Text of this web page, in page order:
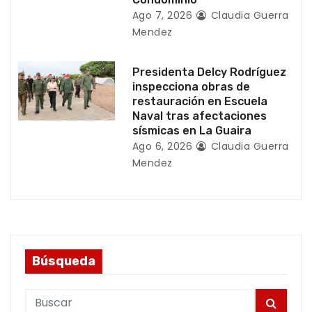
Ago 7, 2026
Claudia Guerra
Mendez
Presidenta Delcy Rodríguez
inspecciona obras de
restauración en Escuela
Naval tras afectaciones
sísmicas en La Guaira
Ago 6, 2026
Claudia Guerra
Mendez
Búsqueda